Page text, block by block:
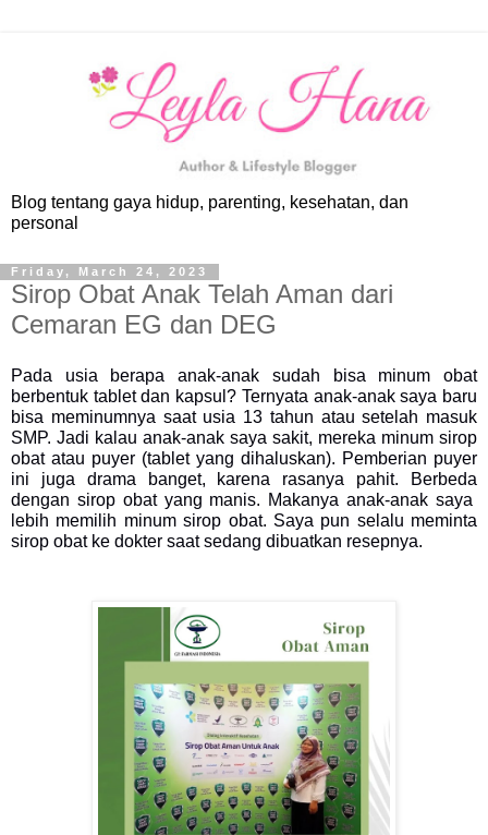
Blog tentang gaya hidup, parenting, kesehatan, dan
personal
Friday, March 24, 2023
Sirop Obat Anak Telah Aman dari
Cemaran EG dan DEG
Pada usia berapa anak-anak sudah bisa minum obat
berbentuk tablet dan kapsul? Ternyata anak-anak saya baru
bisa meminumnya saat usia 13 tahun atau setelah masuk
SMP. Jadi kalau anak-anak saya sakit, mereka minum sirop
obat atau puyer (tablet yang dihaluskan). Pemberian puyer
ini juga drama banget, karena rasanya pahit. Berbeda
dengan sirop obat yang manis. Makanya anak-anak saya
lebih memilih minum sirop obat. Saya pun selalu meminta
sirop obat ke dokter saat sedang dibuatkan resepnya.